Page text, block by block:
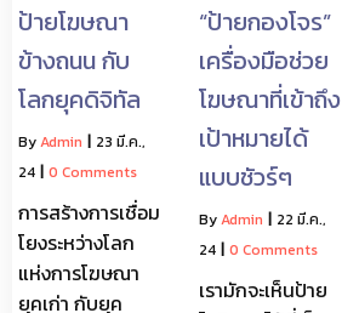
ป้ายโฆษณา
ข้างถนน กับ
โลกยุคดิจิทัล
ByAdmin | 23 มี.ค.,
24 | 0 Comments
การสร้างการเชื่อม
โยงระหว่างโลก
แห่งการโฆษณา
ยุคเก่า กับยุค
“ป้ายกองโจร”
เครื่องมือช่วย
โฆษณาที่เข้าถึง
เป้าหมายได้
แบบชัวร์ๆ
ByAdmin | 22 มี.ค.,
24 | 0 Comments
เรามักจะเห็นป้าย